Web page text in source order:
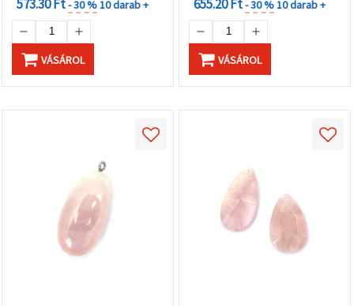
573.30 Ft- 30 %10 darab +
VÁSÁROL
655.20 Ft- 30 %10 darab +
VÁSÁROL